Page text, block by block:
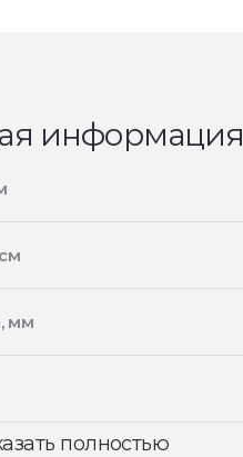
информация
мм
полностью